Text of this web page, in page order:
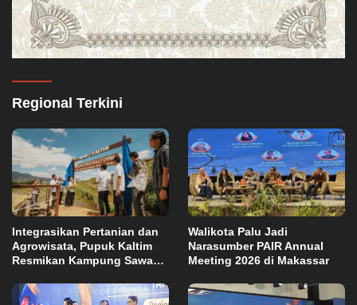
Regional Terkini
Integrasikan Pertanian dan
Agrowisata, Pupuk Kaltim
Resmikan Kampung Sawah
Walikota Palu Jadi
Narasumber PAIR Annual
Meeting 2026 di Makassar